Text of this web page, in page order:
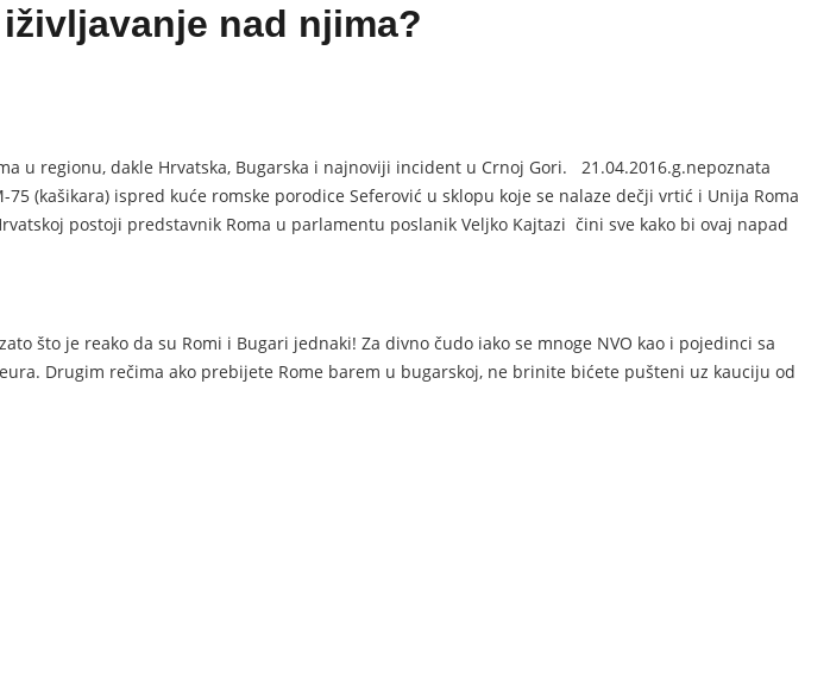
nad njima?
u regionu, dakle Hrvatska, Bugarska i najnoviji incident u Crnoj Gori. 21.04.2016.g.nepoznata
(kašikara) ispred kuće romske porodice Seferović u sklopu koje se nalaze dečji vrtić i Unija Roma
postoji predstavnik Roma u parlamentu poslanik Veljko Kajtazi čini sve kako bi ovaj napad
što je reako da su Romi i Bugari jednaki! Za divno čudo iako se mnoge NVO kao i pojedinci sa
Drugim rečima ako prebijete Rome barem u bugarskoj, ne brinite bićete pušteni uz kauciju od